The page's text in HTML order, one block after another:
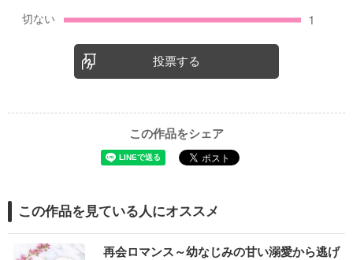
投票する
この作品をシェア
この作品を見ている人にオススメ
再会ロマンス～幼なじみの甘い溺愛から逃げ